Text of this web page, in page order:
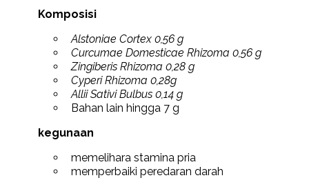
Komposisi
Alstoniae Cortex 0,56 g
Curcumae Domesticae Rhizoma 0,56 g
Zingiberis Rhizoma 0,28 g
Cyperi Rhizoma 0,28g
Allii Sativi Bulbus 0,14 g
Bahan lain hingga 7 g
kegunaan
memelihara stamina pria
memperbaiki peredaran darah